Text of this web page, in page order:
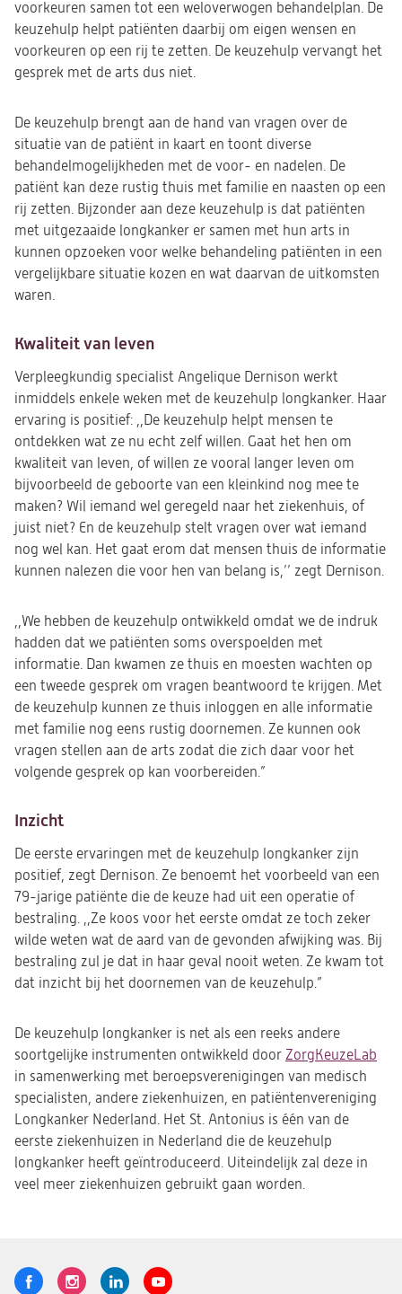
voorkeuren samen tot een weloverwogen behandelplan. De
keuzehulp helpt patiënten daarbij om eigen wensen en
voorkeuren op een rij te zetten. De keuzehulp vervangt het
gesprek met de arts dus niet.
De keuzehulp brengt aan de hand van vragen over de
situatie van de patiënt in kaart en toont diverse
behandelmogelijkheden met de voor- en nadelen. De
patiënt kan deze rustig thuis met familie en naasten op een
rij zetten. Bijzonder aan deze keuzehulp is dat patiënten
met uitgezaaide longkanker er samen met hun arts in
kunnen opzoeken voor welke behandeling patiënten in een
vergelijkbare situatie kozen en wat daarvan de uitkomsten
waren.
Kwaliteit van leven
Verpleegkundig specialist Angelique Dernison werkt
inmiddels enkele weken met de keuzehulp longkanker. Haar
ervaring is positief: ,,De keuzehulp helpt mensen te
ontdekken wat ze nu echt zelf willen. Gaat het hen om
kwaliteit van leven, of willen ze vooral langer leven om
bijvoorbeeld de geboorte van een kleinkind nog mee te
maken? Wil iemand wel geregeld naar het ziekenhuis, of
juist niet? En de keuzehulp stelt vragen over wat iemand
nog wel kan. Het gaat erom dat mensen thuis de informatie
kunnen nalezen die voor hen van belang is,’’ zegt Dernison.
,,We hebben de keuzehulp ontwikkeld omdat we de indruk
hadden dat we patiënten soms overspoelden met
informatie. Dan kwamen ze thuis en moesten wachten op
een tweede gesprek om vragen beantwoord te krijgen. Met
de keuzehulp kunnen ze thuis inloggen en alle informatie
met familie nog eens rustig doornemen. Ze kunnen ook
vragen stellen aan de arts zodat die zich daar voor het
volgende gesprek op kan voorbereiden.”
Inzicht
De eerste ervaringen met de keuzehulp longkanker zijn
positief, zegt Dernison. Ze benoemt het voorbeeld van een
79-jarige patiënte die de keuze had uit een operatie of
bestraling. ,,Ze koos voor het eerste omdat ze toch zeker
wilde weten wat de aard van de gevonden afwijking was. Bij
bestraling zul je dat in haar geval nooit weten. Ze kwam tot
dat inzicht bij het doornemen van de keuzehulp.”
De keuzehulp longkanker is net als een reeks andere
soortgelijke instrumenten ontwikkeld door ZorgKeuzeLab
in samenwerking met beroepsverenigingen van medisch
specialisten, andere ziekenhuizen, en patiëntenvereniging
Longkanker Nederland. Het St. Antonius is één van de
eerste ziekenhuizen in Nederland die de keuzehulp
longkanker heeft geïntroduceerd. Uiteindelijk zal deze in
veel meer ziekenhuizen gebruikt gaan worden.